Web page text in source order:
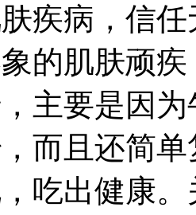
疾病，信
的肌肤顽
主要是因
而且还简
吃出健康